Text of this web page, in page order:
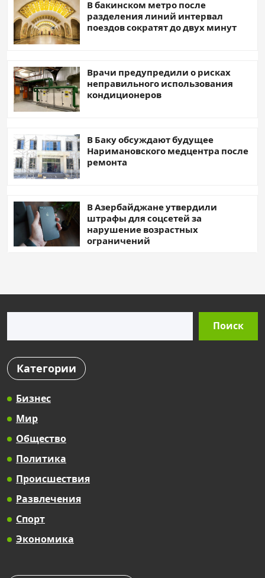
В бакинском метро после
разделения линий интервал
поездов сократят до двух минут
Врачи предупредили о рисках
неправильного использования
кондиционеров
В Баку обсуждают будущее
Наримановского медцентра после
ремонта
В Азербайджане утвердили
штрафы для соцсетей за
нарушение возрастных
ограничений
Поиск
Категории
Бизнес
Мир
Общество
Политика
Происшествия
Развлечения
Спорт
Экономика